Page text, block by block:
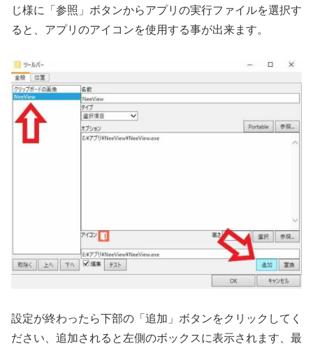
じ様に「参照」ボタンからアプリの実行ファイルを選択す
ると、アプリのアイコンを使用する事が出来ます。
設定が終わったら下部の「追加」ボタンをクリックしてく
ださい、追加されると左側のボックスに表示されます、最